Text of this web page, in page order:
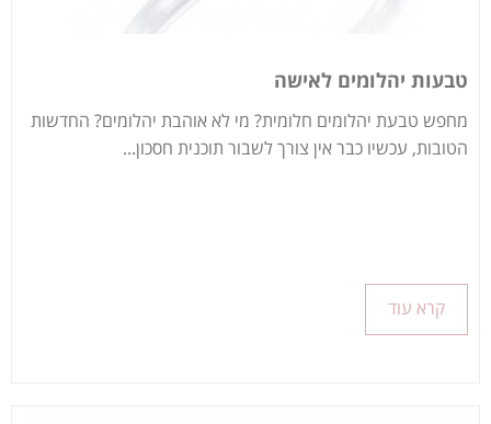
טבעות יהלומים לאישה
מחפש טבעת יהלומים חלומית? מי לא אוהבת יהלומים? החדשות
הטובות, עכשיו כבר אין צורך לשבור תוכנית חסכון...
קרא עוד